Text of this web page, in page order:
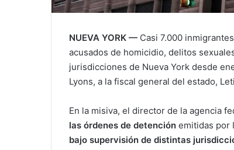
NUEVA YORK — Casi 7.000
acusados de homicidio, delitos
jurisdicciones de Nueva York desde
Lyons, a la fiscal general del estado,
En la misiva, el director de la agencia
las órdenes de detención emitidas por
bajo supervisión de distintas